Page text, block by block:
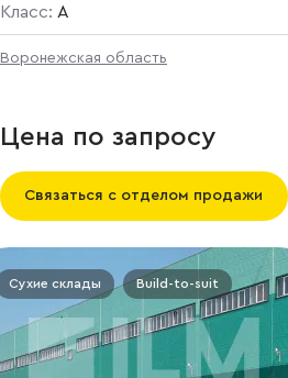
шоссе, д 135
Класс: A
Воронежская область
Цена по запросу
Связаться с отделом продажи
Сухие склады Build-to-suit